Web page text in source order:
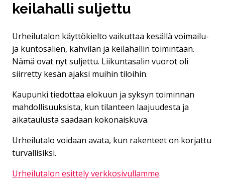
keilahalli suljettu
Urheilutalon käyttökielto vaikuttaa kesällä voimailu-
ja kuntosalien, kahvilan ja keilahallin toimintaan.
Nämä ovat nyt suljettu. Liikuntasalin vuorot oli
siirretty kesän ajaksi muihin tiloihin.
Kaupunki tiedottaa elokuun ja syksyn toiminnan
mahdollisuuksista, kun tilanteen laajuudesta ja
aikataulusta saadaan kokonaiskuva.
Urheilutalo voidaan avata, kun rakenteet on korjattu
turvallisiksi.
Urheilutalon esittely verkkosivullamme.